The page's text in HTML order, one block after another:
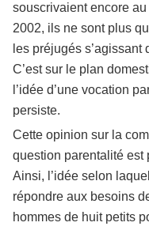
souscrivaient encore
2002, ils ne sont plus
les préjugés
C’est sur le plan
l’idée d’une vocation
persiste.
Cette opinion sur la
question parentalité est
Ainsi, l’idée selon
répondre aux besoins
hommes de huit petits